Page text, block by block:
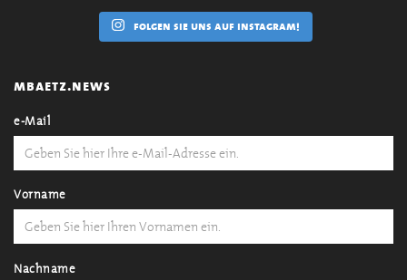
folgen sie uns auf instagram!
mbaetz.news
e-Mail
Vorname
Nachname